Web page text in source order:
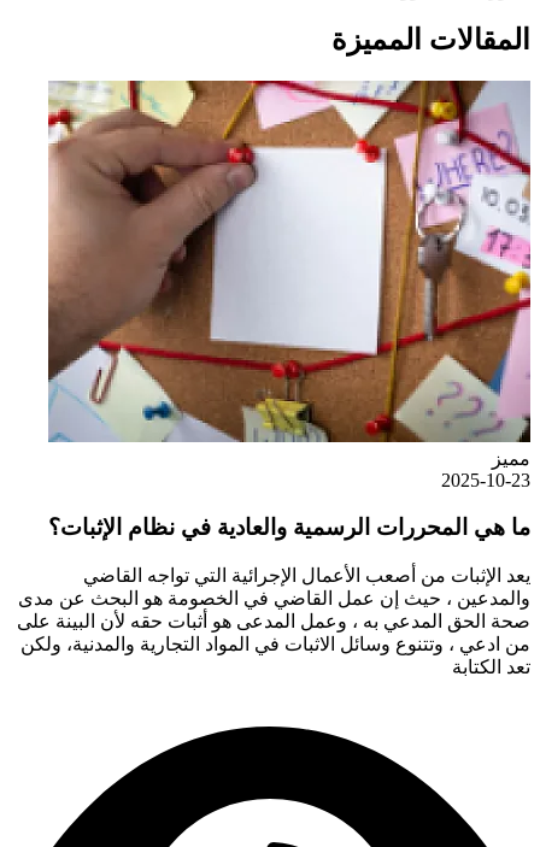
المقالات المميزة
مميز
2025-10-23
ما هي المحررات الرسمية والعادية في نظام الإثبات؟
يعد الإثبات من أصعب الأعمال الإجرائية التي تواجه القاضي
والمدعين ، حيث إن عمل القاضي في الخصومة هو البحث عن مدى
صحة الحق المدعي به ، وعمل المدعى هو أثبات حقه لأن البينة على
من ادعي ، وتتنوع وسائل الاثبات في المواد التجارية والمدنية، ولكن
تعد الكتابة